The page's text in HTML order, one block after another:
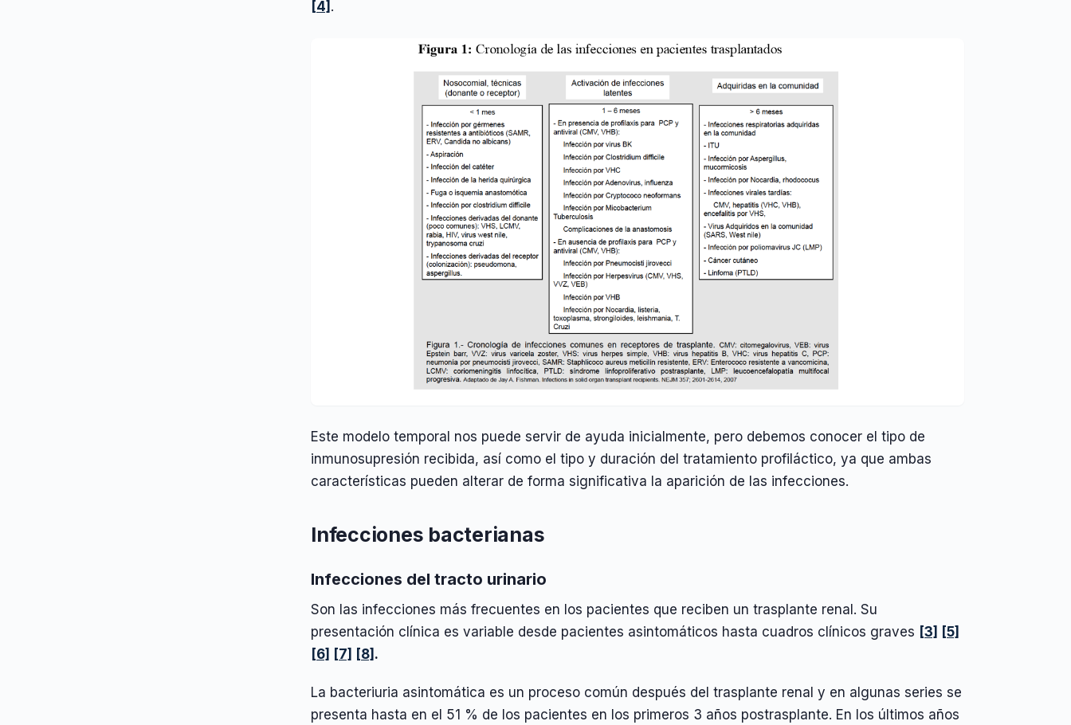
[4] .
Este modelo temporal nos puede servir de ayuda inicialmente, pero debemos conocer el tipo de
inmunosupresión recibida, así como el tipo y duración del tratamiento profiláctico, ya que ambas
características pueden alterar de forma significativa la aparición de las infecciones.
Infecciones bacterianas
Infecciones del tracto urinario
Son las infecciones más frecuentes en los pacientes que reciben un trasplante renal. Su
presentación clínica es variable desde pacientes asintomáticos hasta cuadros clínicos graves [3] [5]
[6] [7] [8] .
La bacteriuria asintomática es un proceso común después del trasplante renal y en algunas series se
presenta hasta en el 51 % de los pacientes en los primeros 3 años postrasplante. En los últimos años